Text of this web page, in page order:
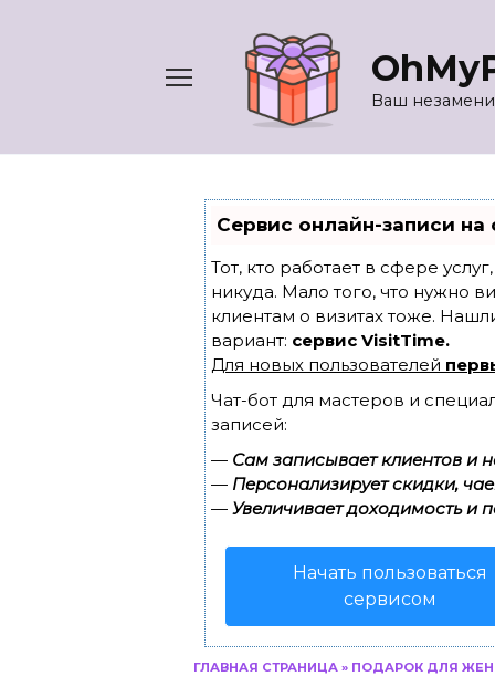
Ваш
Сервис онлайн-записи
Тот, кто работает в сфере
никуда. Мало того, что нужно
клиентам о визитах тоже.
вариант: сервис VisitTime.
Для новых пользователей
Чат-бот для мастеров и
записей:
— Сам записывает клиентов и
— Персонализирует скидки,
— Увеличивает доходимость и
Начать пользоваться
сервисом
ГЛАВНАЯ СТРАНИЦА » ПОДАРОК ДЛЯ